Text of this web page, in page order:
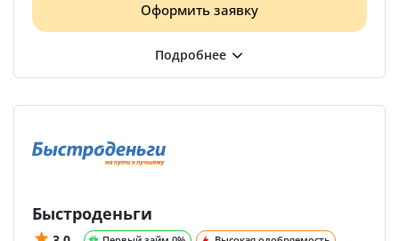
Оформить заявку
Быстроденьги